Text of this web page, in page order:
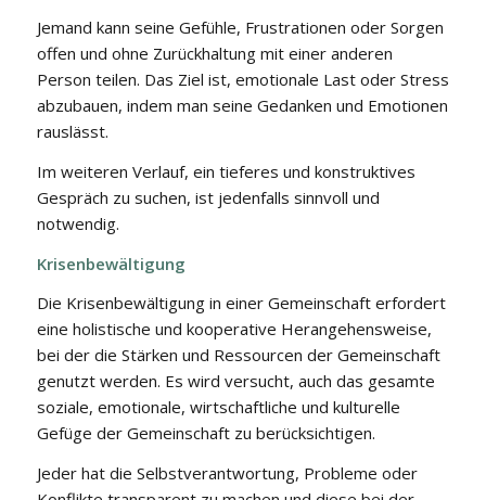
Jemand kann seine Gefühle, Frustrationen oder Sorgen
offen und ohne Zurückhaltung mit einer anderen
Person teilen. Das Ziel ist, emotionale Last oder Stress
abzubauen, indem man seine Gedanken und Emotionen
rauslässt.
Im weiteren Verlauf, ein tieferes und konstruktives
Gespräch zu suchen, ist jedenfalls sinnvoll und
notwendig.
Krisenbewältigung
Die Krisenbewältigung in einer Gemeinschaft erfordert
eine holistische und kooperative Herangehensweise,
bei der die Stärken und Ressourcen der Gemeinschaft
genutzt werden. Es wird versucht, auch das gesamte
soziale, emotionale, wirtschaftliche und kulturelle
Gefüge der Gemeinschaft zu berücksichtigen.
Jeder hat die Selbstverantwortung, Probleme oder